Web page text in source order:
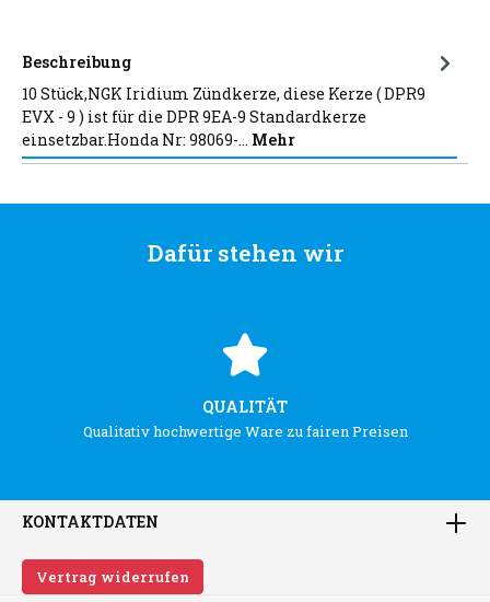
Beschreibung
10 Stück,NGK Iridium Zündkerze, diese Kerze ( DPR9
EVX - 9 ) ist für die DPR 9EA-9 Standardkerze
einsetzbar.Honda Nr: 98069-… Mehr
Dafür stehen wir
QUALITÄT
Qualitativ hochwertige Ware zu fairen Preisen
KONTAKTDATEN
Vertrag widerrufen